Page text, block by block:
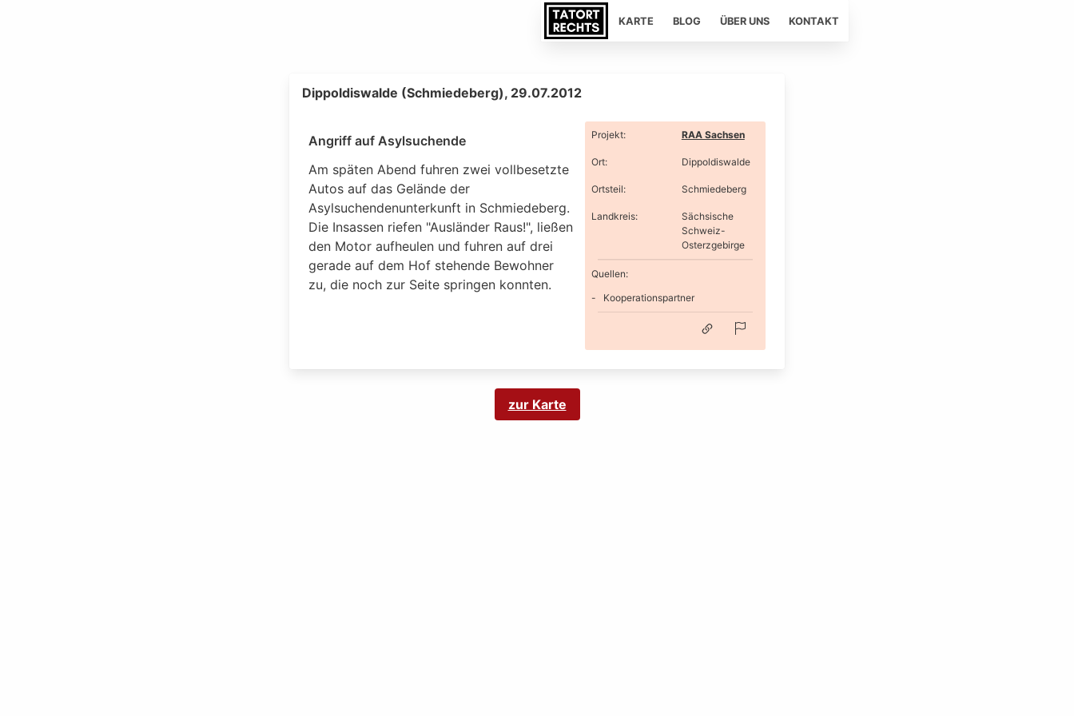
KARTE BLOG ÜBER UNS KONTAKT
Dippoldiswalde (Schmiedeberg), 29.07.2012
Angriff auf Asylsuchende
Am späten Abend fuhren zwei vollbesetzte
Autos auf das Gelände der
Asylsuchendenunterkunft in Schmiedeberg.
Die Insassen riefen "Ausländer Raus!", ließen
den Motor aufheulen und fuhren auf drei
gerade auf dem Hof stehende Bewohner
zu, die noch zur Seite springen konnten.
Projekt: RAA Sachsen
Ort: Dippoldiswalde
Ortsteil: Schmiedeberg
Landkreis:
Sächsische
Schweiz-
Osterzgebirge
Quellen:
Kooperationspartner
zur Karte